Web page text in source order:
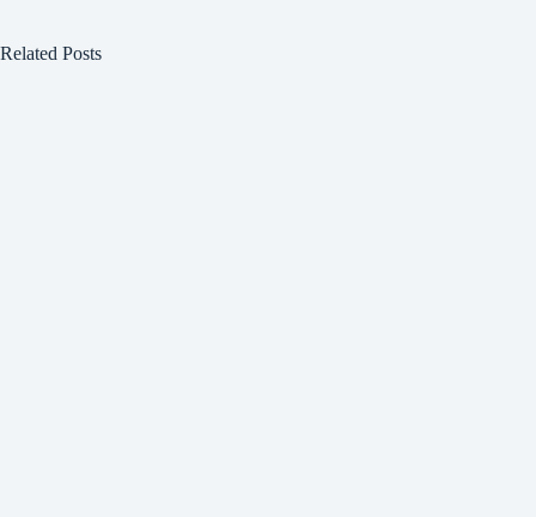
Related Posts